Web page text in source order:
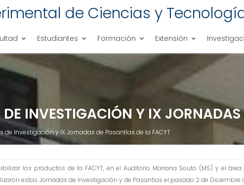
de Ciencias y
Estudiantes Formación Extensión
INVESTIGACIÓN Y IX
de Investigación y IX Jornadas de Pasantías de la FACYT
los productos de la FACYT, en el Auditorio Mariana Souto (MS) y el área
estas Jornadas de Investigación y de Pasantias el pasado 2 de Diciembre